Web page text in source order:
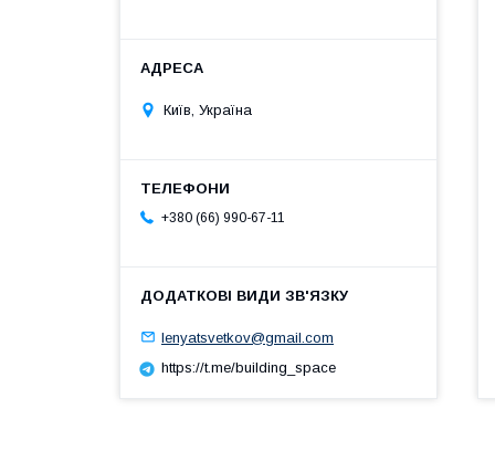
Київ, Україна
+380 (66) 990-67-11
lenyatsvetkov@gmail.com
https://t.me/building_space